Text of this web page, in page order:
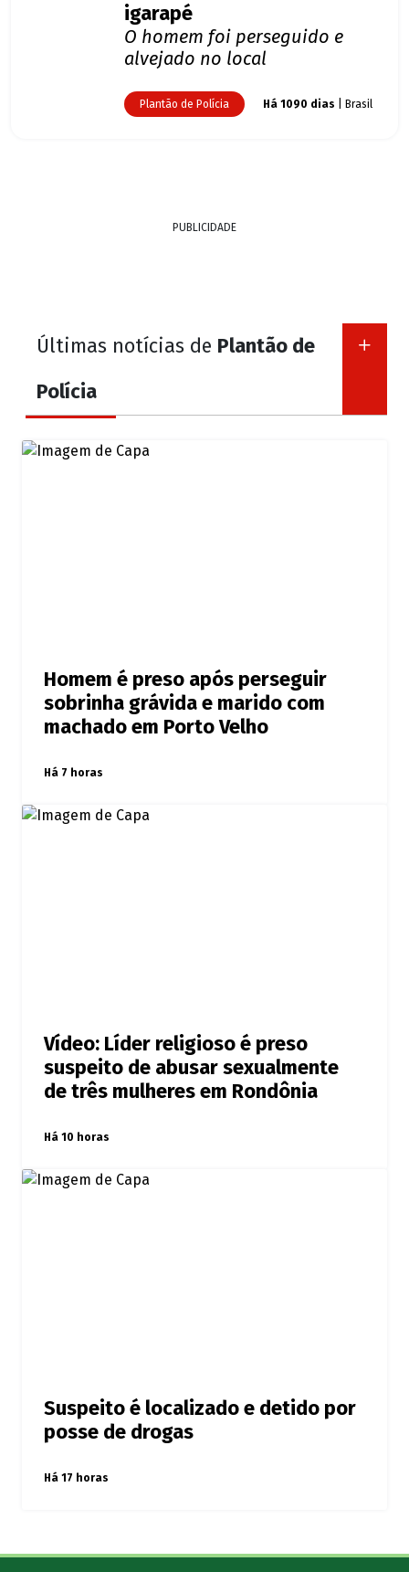
igarapé
O homem foi perseguido e
alvejado no local
Plantão de Polícia Há 1090 dias | Brasil
PUBLICIDADE
Últimas notícias de Plantão de
Polícia
Homem é preso após perseguir
sobrinha grávida e marido com
machado em Porto Velho
Há 7 horas
Vídeo: Líder religioso é preso
suspeito de abusar sexualmente
de três mulheres em Rondônia
Há 10 horas
Suspeito é localizado e detido por
posse de drogas
Há 17 horas